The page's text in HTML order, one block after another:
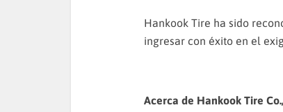
Hankook Tire ha sido
ingresar con éxito en el
Acerca de Hankook Tire